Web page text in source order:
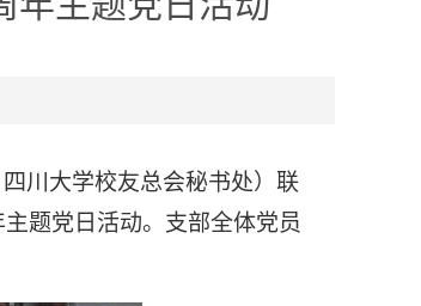
川大学校友总会秘书处） 联
主题党日活动。支部全体党员